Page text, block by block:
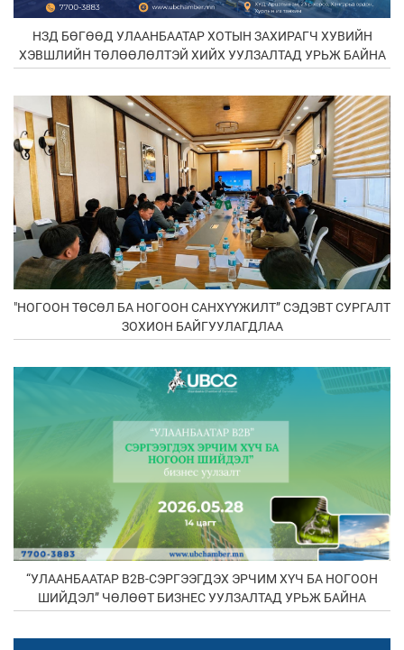
НЗД БӨГӨӨД УЛААНБААТАР ХОТЫН ЗАХИРАГЧ ХУВИЙН
ХЭВШЛИЙН ТӨЛӨӨЛӨЛТЭЙ ХИЙХ УУЛЗАЛТАД УРЬЖ БАЙНА
"НОГООН ТӨСӨЛ БА НОГООН САНХҮҮЖИЛТ” СЭДЭВТ СУРГАЛТ
ЗОХИОН БАЙГУУЛАГДЛАА
“УЛААНБААТАР В2В-СЭРГЭЭГДЭХ ЭРЧИМ ХҮЧ БА НОГООН
ШИЙДЭЛ” ЧӨЛӨӨТ БИЗНЕС УУЛЗАЛТАД УРЬЖ БАЙНА